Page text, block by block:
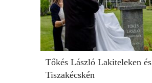
Tőkés László Lakiteleken és
Tiszakécskén